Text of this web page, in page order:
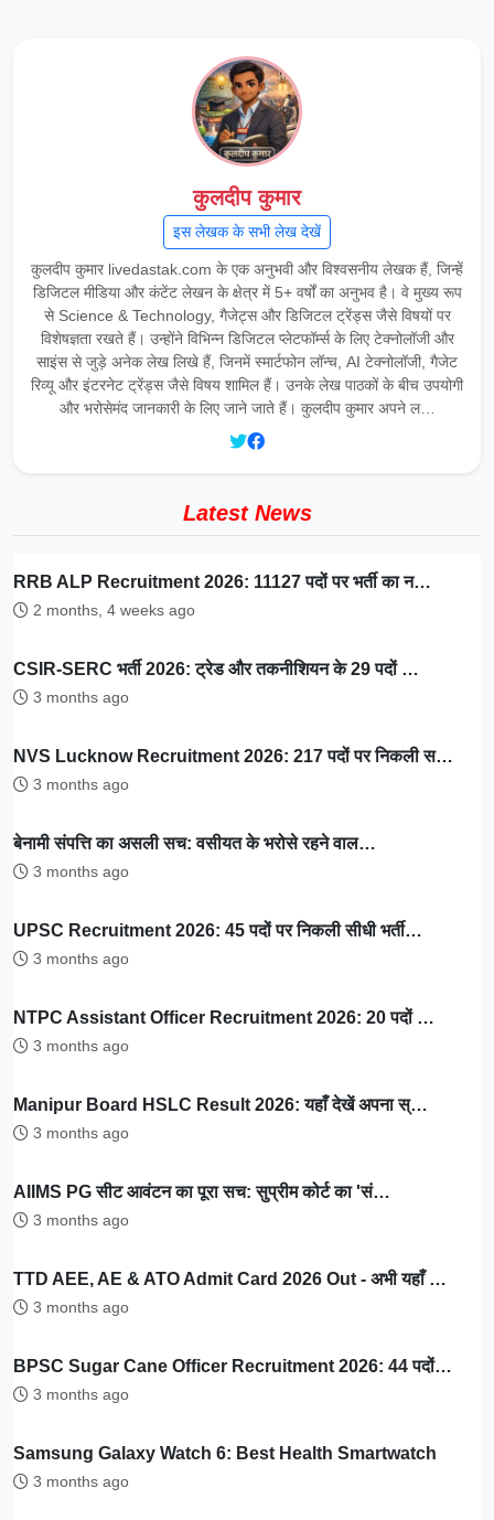
कुलदीप कुमार
इस लेखक के सभी लेख देखें
कुलदीप कुमार livedastak.com के एक अनुभवी और विश्वसनीय लेखक हैं, जिन्हें
डिजिटल मीडिया और कंटेंट लेखन के क्षेत्र में 5+ वर्षों का अनुभव है। वे मुख्य रूप
से Science & Technology, गैजेट्स और डिजिटल ट्रेंड्स जैसे विषयों पर
विशेषज्ञता रखते हैं। उन्होंने विभिन्न डिजिटल प्लेटफॉर्म्स के लिए टेक्नोलॉजी और
साइंस से जुड़े अनेक लेख लिखे हैं, जिनमें स्मार्टफोन लॉन्च, AI टेक्नोलॉजी, गैजेट
रिव्यू और इंटरनेट ट्रेंड्स जैसे विषय शामिल हैं। उनके लेख पाठकों के बीच उपयोगी
और भरोसेमंद जानकारी के लिए जाने जाते हैं। कुलदीप कुमार अपने ल…
Latest News
RRB ALP Recruitment 2026: 11127 पदों पर भर्ती का न…
2 months, 4 weeks ago
CSIR-SERC भर्ती 2026: ट्रेड और तकनीशियन के 29 पदों …
3 months ago
NVS Lucknow Recruitment 2026: 217 पदों पर निकली स…
3 months ago
बेनामी संपत्ति का असली सच: वसीयत के भरोसे रहने वाल…
3 months ago
UPSC Recruitment 2026: 45 पदों पर निकली सीधी भर्ती…
3 months ago
NTPC Assistant Officer Recruitment 2026: 20 पदों …
3 months ago
Manipur Board HSLC Result 2026: यहाँ देखें अपना स्…
3 months ago
AIIMS PG सीट आवंटन का पूरा सच: सुप्रीम कोर्ट का 'सं…
3 months ago
TTD AEE, AE & ATO Admit Card 2026 Out - अभी यहाँ …
3 months ago
BPSC Sugar Cane Officer Recruitment 2026: 44 पदों…
3 months ago
Samsung Galaxy Watch 6: Best Health Smartwatch
3 months ago